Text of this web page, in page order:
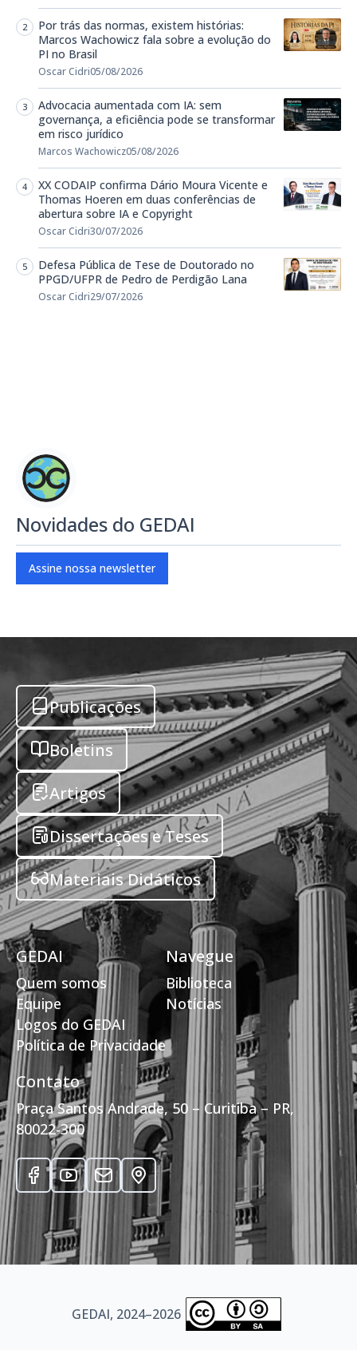
Por trás das normas, existem histórias:
Marcos Wachowicz fala sobre a evolução do
PI no Brasil
Oscar Cidri05/08/2026
Advocacia aumentada com IA: sem
governança, a eficiência pode se transformar
em risco jurídico
Marcos Wachowicz05/08/2026
XX CODAIP confirma Dário Moura Vicente e
Thomas Hoeren em duas conferências de
abertura sobre IA e Copyright
Oscar Cidri30/07/2026
Defesa Pública de Tese de Doutorado no
PPGD/UFPR de Pedro de Perdigão Lana
Oscar Cidri29/07/2026
Novidades do GEDAI
Assine nossa newsletter
Publicações
Boletins
Artigos
Dissertações e Teses
Materiais Didáticos
GEDAI
Quem somos
Equipe
Logos do GEDAI
Política de Privacidade
Navegue
Biblioteca
Notícias
Contato
Praça Santos Andrade, 50 – Curitiba – PR,
80022-300
GEDAI, 2024–2026